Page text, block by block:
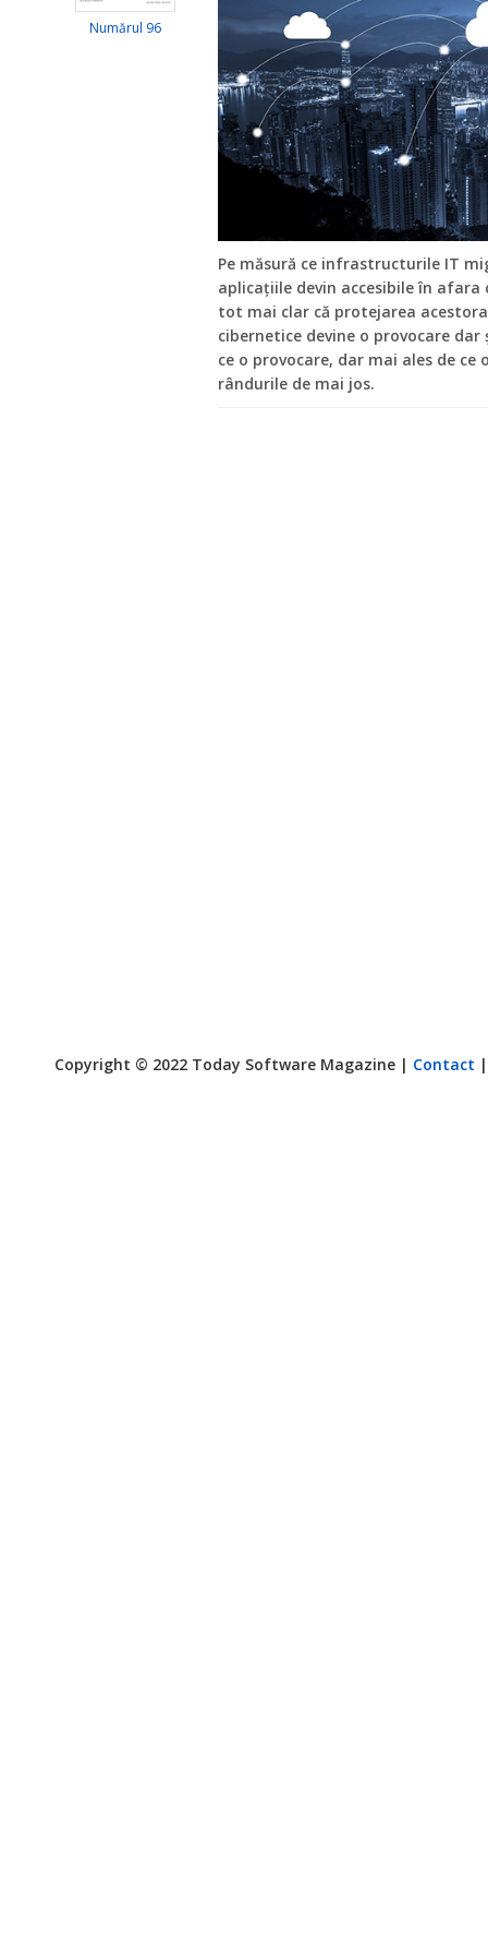
Numărul 96
Pe măsură ce infrastructurile IT
aplicațiile devin accesibile în
tot mai clar că protejarea
cibernetice devine o provocare
ce o provocare, dar mai ales de
rândurile de mai jos.
Copyright © 2022 Today Software Magazine | Contact